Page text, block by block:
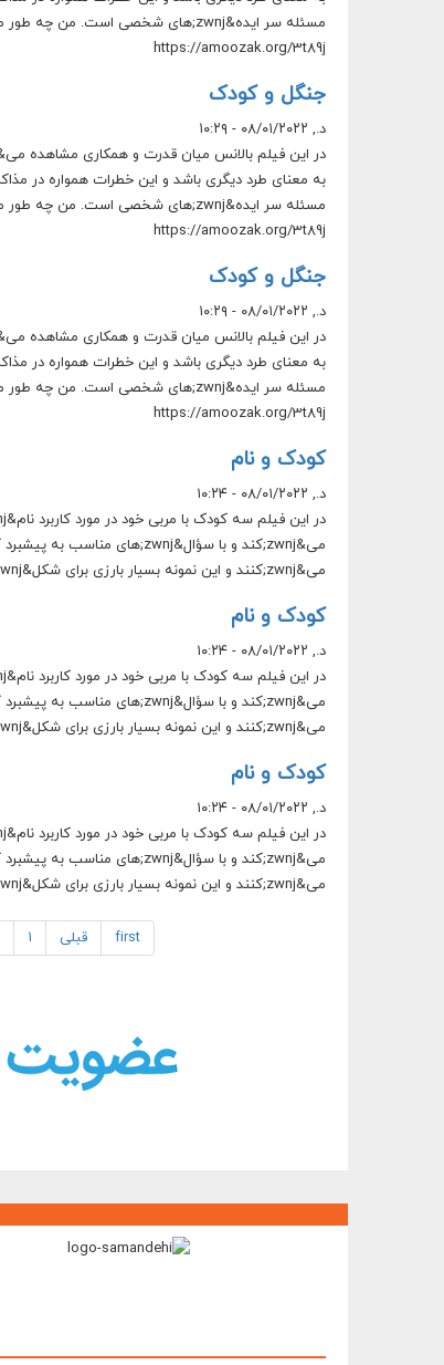
https://amoozak.org/3t89j
جنگل و کودک
د., ۰۸/۰۱/۲۰۲۲ - ۱۰:۲۹
https://amoozak.org/3t89j
جنگل و کودک
د., ۰۸/۰۱/۲۰۲۲ - ۱۰:۲۹
https://amoozak.org/3t89j
کودک و نام
د., ۰۸/۰۱/۲۰۲۲ - ۱۰:۲۴
می&zwnj;کنند و این نمونه بسیار بارزی برای شکل&zwnj;گیری زبانی است که خوب است در مهدکودک&zwnj;ها اتفاق بیفتد. https://amoozak.org/3t89j
کودک و نام
د., ۰۸/۰۱/۲۰۲۲ - ۱۰:۲۴
می&zwnj;کنند و این نمونه بسیار بارزی برای شکل&zwnj;گیری زبانی است که خوب است در مهدکودک&zwnj;ها اتفاق بیفتد. https://amoozak.org/3t89j
کودک و نام
د., ۰۸/۰۱/۲۰۲۲ - ۱۰:۲۴
می&zwnj;کنند و این نمونه بسیار بارزی برای شکل&zwnj;گیری زبانی است که خوب است در مهدکودک&zwnj;ها اتفاق بیفتد. https://amoozak.org/3t89j
first قبلی ۱